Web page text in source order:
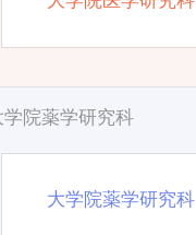
学院薬学研究科
大学院薬学研究科